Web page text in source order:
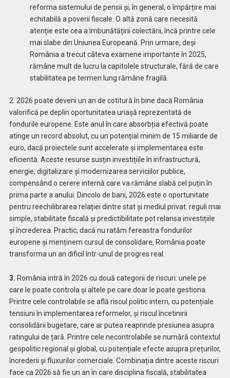
reforma sistemului de pensii și, în general, o împărțire mai
echitabilă a poverii fiscale. O altă zonă care necesită
atenție este cea a îmbunătățirii colectării, încă printre cele
mai slabe din Uniunea Europeană. Prin urmare, deși
România a trecut câteva examene importante în 2025,
rămâne mult de lucru la capitolele structurale, fără de care
stabilitatea pe termen lung rămâne fragilă.
2. 2026 poate deveni un an de cotitură în bine dacă România
valorifică pe deplin oportunitatea uriașă reprezentată de
fondurile europene. Este anul în care absorbția efectivă poate
atinge un record absolut, cu un potențial minim de 15 miliarde de
euro, dacă proiectele sunt accelerate și implementarea este
eficientă. Aceste resurse susțin investițiile în infrastructură,
energie, digitalizare și modernizarea serviciilor publice,
compensând o cerere internă care va rămâne slabă cel puțin în
prima parte a anului. Dincolo de bani, 2026 este o oportunitate
pentru reechilibrarea relației dintre stat și mediul privat: reguli mai
simple, stabilitate fiscală și predictibilitate pot relansa investițiile
și încrederea. Practic, dacă nu ratăm fereastra fondurilor
europene și menținem cursul de consolidare, România poate
transforma un an dificil într-unul de progres real.
3. România intră în 2026 cu două categorii de riscuri: unele pe
care le poate controla și altele pe care doar le poate gestiona.
Printre cele controlabile se află riscul politic intern, cu potențiale
tensiuni în implementarea reformelor, și riscul încetinirii
consolidării bugetare, care ar putea reaprinde presiunea asupra
ratingului de țară. Printre cele necontrolabile se numără contextul
geopolitic regional și global, cu potențiale efecte asupra prețurilor,
încrederii și fluxurilor comerciale. Combinația dintre aceste riscuri
face ca 2026 să fie un an în care disciplina fiscală, stabilitatea